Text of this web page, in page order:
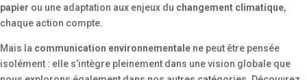
papier ou une adaptation aux enjeux du changement climatique,
chaque action compte.
Mais la communication environnementale ne peut être pensée
isolément : elle s’intègre pleinement dans une vision globale que